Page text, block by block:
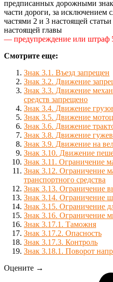
предписанных дорожными
части дороги, за исключением
частями 2 и 3 настоящей
настоящей главы
— предупреждение или штраф
Смотрите еще:
Знак 3.1. Въезд запрещен
Знак 3.2. Движение
Знак 3.3. Движение
средств запрещено
Знак 3.4. Движение
Знак 3.5. Движение
Знак 3.6. Движение
Знак 3.8. Движение
Знак 3.9. Движение на
Знак 3.10. Движение
Знак 3.11. Ограничение
Знак 3.12. Ограничение
транспортного средства
Знак 3.13. Ограничение
Знак 3.14. Ограничение
Знак 3.15. Ограничение
Знак 3.16. Ограничение
Знак 3.17.1. Таможня
Знак 3.17.2. Опасность
Знак 3.17.3. Контроль
Знак 3.18.1. Поворот
Оцените →